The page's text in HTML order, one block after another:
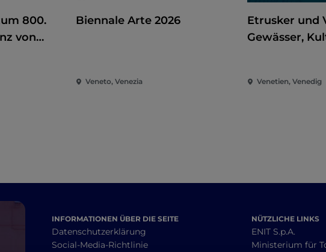
800.
von
Biennale Arte 2026
Veneto, Venezia
Etrusker und
Gewässer,
Venetien, Venedig
INFORMATIONEN ÜBER DIE SEITE
Datenschutzerklärung
Social-Media-Richtlinie
NÜTZLICHE LINKS
ENIT S.p.A.
Ministerium für